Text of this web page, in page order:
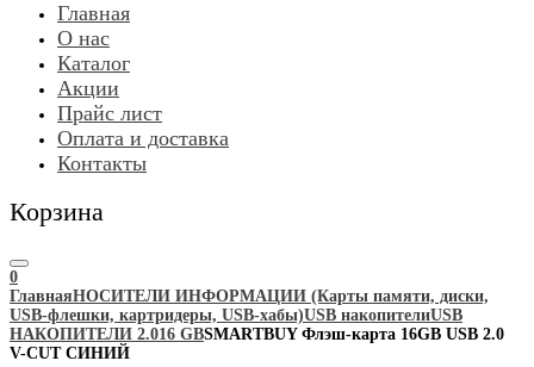
Главная
О нас
Каталог
Акции
Прайс лист
Оплата и доставка
Контакты
Корзина
0
ГлавнаяНОСИТЕЛИ ИНФОРМАЦИИ (Карты памяти, диски,
USB-флешки, картридеры, USB-хабы)USB накопителиUSB
НАКОПИТЕЛИ 2.016 GBSMARTBUY Флэш-карта 16GB USB 2.0
V-CUT СИНИЙ